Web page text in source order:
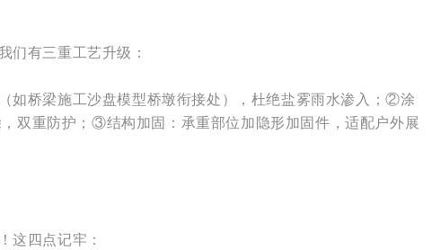
们有三重工艺升级：
如桥梁施工沙盘模型桥墩衔接处），杜绝盐雾雨水渗入；②涂
双重防护；③结构加固：承重部位加隐形加固件，适配户外展
这四点记牢：